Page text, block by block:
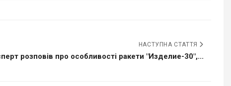
НАСТУПНА СТАТТЯ
розповів про особливості ракети "Изделие-30",...